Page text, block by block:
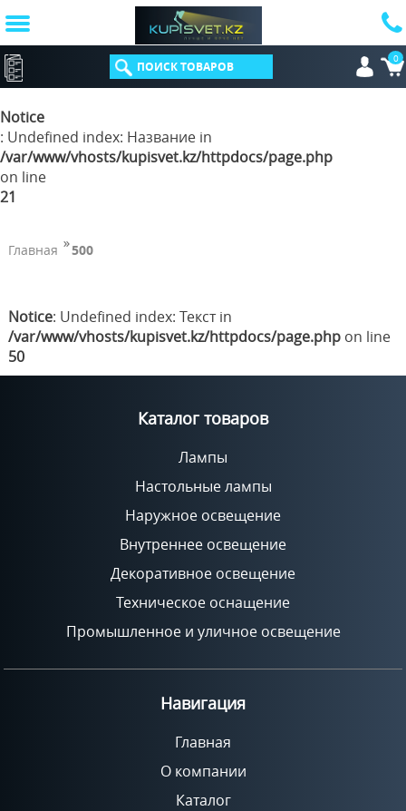
Notice
: Undefined index: Название in
/var/www/vhosts/kupisvet.kz/httpdocs/page.php
on line
21
КАТАЛОГ 0
Главная 500
Notice: Undefined index: Текст in
/var/www/vhosts/kupisvet.kz/httpdocs/page.phpon line
50
Каталог товаров
Лампы
Настольные лампы
Наружное освещение
Внутреннее освещение
Декоративное освещение
Техническое оснащение
Промышленное и уличное освещение
Навигация
Главная
О компании
Каталог